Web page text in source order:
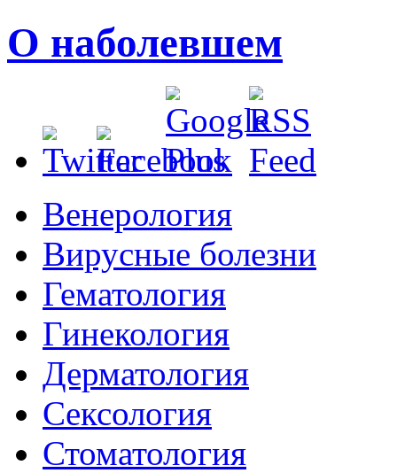
О наболевшем
Венерология
Вирусные болезни
Гематология
Гинекология
Дерматология
Сексология
Стоматология